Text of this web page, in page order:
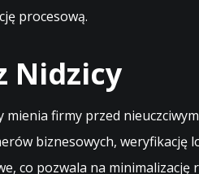
procesową.
Nidzicy
firmy przed
biznesowych, weryfikację
co pozwala na